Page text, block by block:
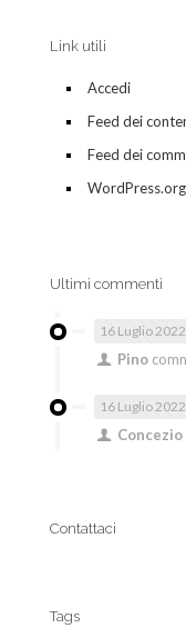
Link utili
Accedi
Feed dei
Feed dei
WordPress.org
Ultimi commenti
16 Luglio 2022
Pino
16 Luglio 2022
Concezio
Contattaci
Tags